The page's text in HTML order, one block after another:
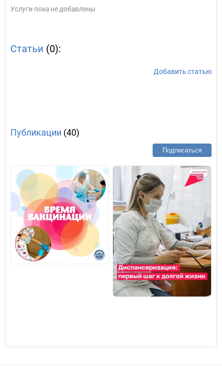
Услуги пока не добавлены
Статьи (0):
Добавить статью
Публикации (40)
Подписаться